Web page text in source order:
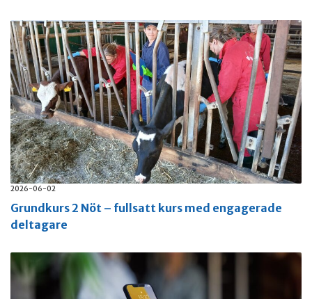
2026-06-02
Grundkurs 2 Nöt – fullsatt kurs med engagerade
deltagare